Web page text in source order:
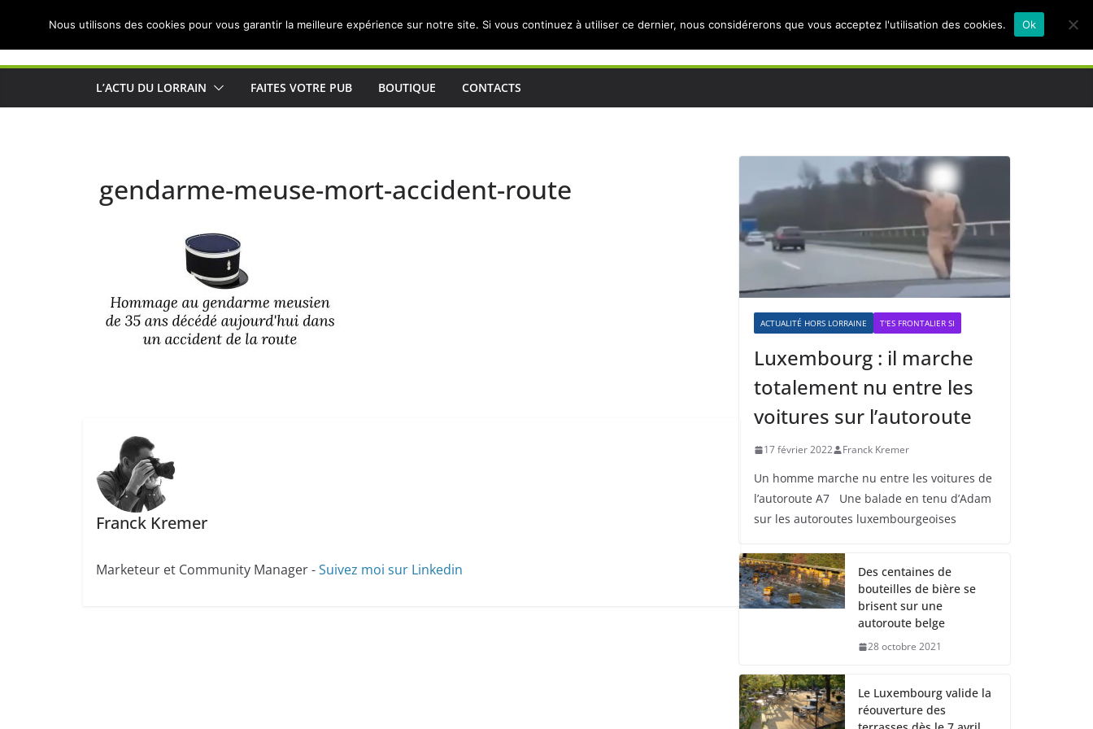
Actualités de Lorraine pour les Lorrains
L’ACTU DU LORRAIN FAITES VOTRE PUB BOUTIQUE CONTACTS
gendarme-meuse-mort-accident-route
Franck Kremer
Marketeur et Community Manager -Suivez moi sur Linkedin
ACTUALITÉ HORS LORRAINE T'ES FRONTALIER SI
Luxembourg : il marche
totalement nu entre les
voitures sur l’autoroute
17 février 2022 Franck Kremer
Un homme marche nu entre les voitures de
l’autoroute A7 Une balade en tenu d’Adam
sur les autoroutes luxembourgeoises
Des centaines de
bouteilles de bière se
brisent sur une
autoroute belge
28 octobre 2021
Le Luxembourg valide la
réouverture des
Nous utilisons des cookies pour vous garantir la meilleure expérience sur notre site. Si vous continuez à utiliser ce dernier, nous considérerons que vous acceptez l'utilisation des cookies. Ok